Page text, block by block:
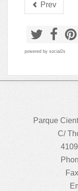
Prev
powered by social2s
Parque
C/